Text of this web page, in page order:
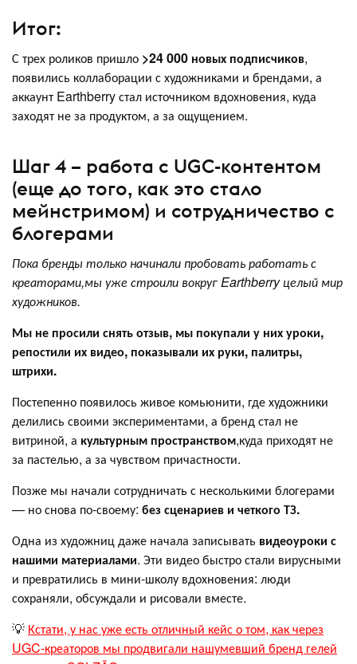
Итог:
С трех роликов пришло >24 000 новых подписчиков,
появились коллаборации с художниками и брендами, а
аккаунт Earthberry стал источником вдохновения, куда
заходят не за продуктом, а за ощущением.
Шаг 4 – работа с UGC-контентом
(еще до того, как это стало
мейнстримом) и сотрудничество с
блогерами
Пока бренды только начинали пробовать работать с
креаторами,мы уже строили вокруг Earthberry целый мир
художников.
Мы не просили снять отзыв, мы покупали у них уроки,
репостили их видео, показывали их руки, палитры,
штрихи.
Постепенно появилось живое комьюнити, где художники
делились своими экспериментами, а бренд стал не
витриной, а культурным пространством,куда приходят не
за пастелью, а за чувством причастности.
Позже мы начали сотрудничать с несколькими блогерами
— но снова по-своему: без сценариев и четкого ТЗ.
Одна из художниц даже начала записывать видеоуроки с
нашими материалами. Эти видео быстро стали вирусными
и превратились в мини-школу вдохновения: люди
сохраняли, обсуждали и рисовали вместе.
💡 Кстати, у нас уже есть отличный кейс о том, как через
UGC-креаторов мы продвигали нашумевший бренд гелей